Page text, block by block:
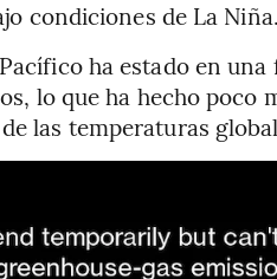
condiciones de La Niña.
ha estado en
lo que ha hecho poco
las temperaturas